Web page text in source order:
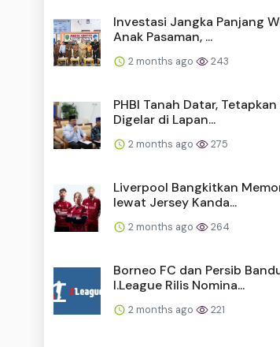
Investasi Jangka Panjang
Anak Pasaman, ...
2 months ago 243
PHBI Tanah Datar,
Digelar di Lapan...
2 months ago 275
Liverpool Bangkitkan
lewat Jersey Kanda...
2 months ago 264
Borneo FC dan Persib
I.League Rilis Nomina...
2 months ago 221